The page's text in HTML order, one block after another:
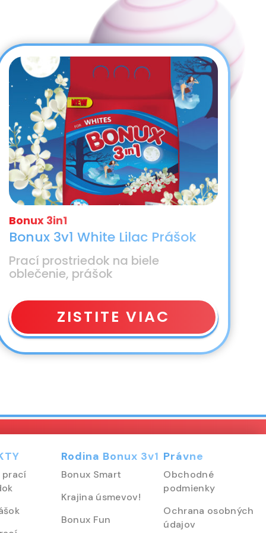
Bonux 3v1 White Lilac Prášok
Prací prostriedok na biele
oblečenie, prášok
ZISTITE VIAC
prací
Rodina Bonux 3v1
Bonux Smart
Krajina úsmevov!
Bonux Fun
Právne
Obchodné
podmienky
Ochrana osobných
údajov